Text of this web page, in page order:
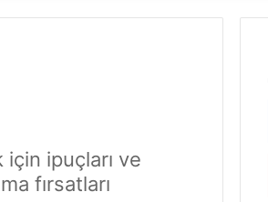
ipuçları ve
fırsatları